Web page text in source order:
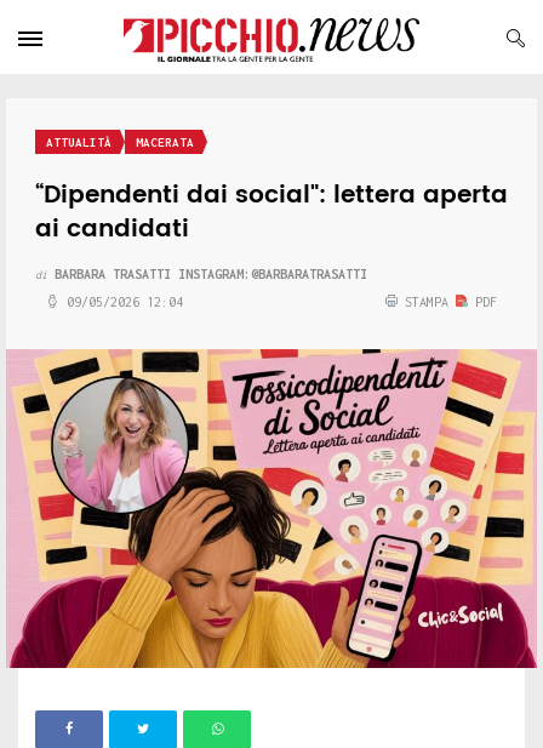
ATTUALITÀ MACERATA
“Dipendenti dai social": lettera aperta
ai candidati
di BARBARA TRASATTI INSTAGRAM:@BARBARATRASATTI
09/05/2026 12:04
STAMPA PDF